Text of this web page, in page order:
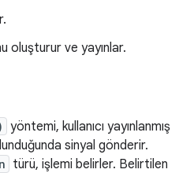
oluşturur ve yayınlar.
yöntemi, kullanıcı yayınlanmış
sinyal gönderir.
türü, işlemi belirler. Belirtilen